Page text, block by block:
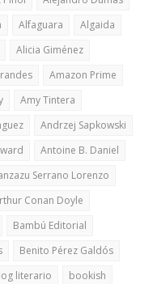
Alfaguara
Algaida
Alicia Giménez
Amazon Prime
Amy Tintera
Andrzej Sapkowski
Antoine B. Daniel
Serrano Lorenzo
Conan Doyle
Bambú Editorial
Benito Pérez Galdós
literario
bookish